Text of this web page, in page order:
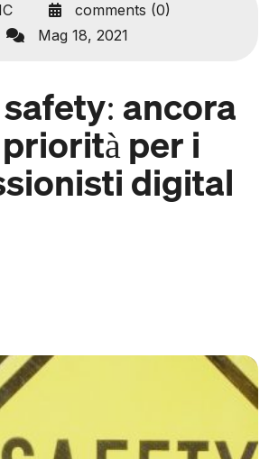
comments (0)
Mag 18, 2021
ancora
per i
digital